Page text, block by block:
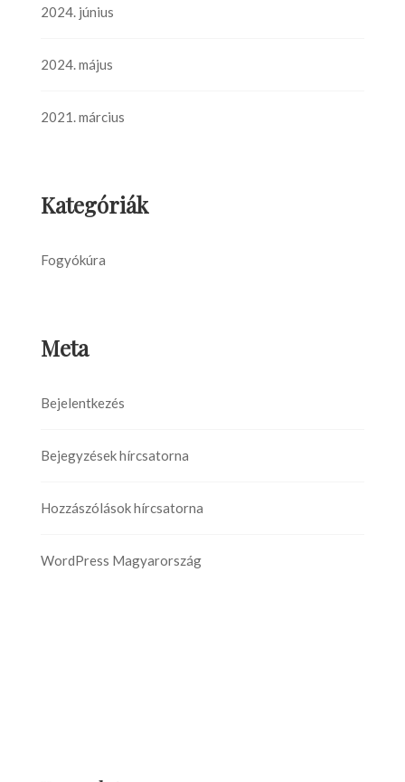
2024. június
2024. május
2021. március
Kategóriák
Fogyókúra
Meta
Bejelentkezés
Bejegyzések hírcsatorna
Hozzászólások hírcsatorna
WordPress Magyarország